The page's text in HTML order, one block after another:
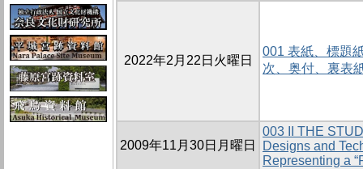
2022年2月22日火曜日
001 表紙、標題
次、奥付、裏表
2009年11月30日月曜日
003 II THE
Designs and
Representing a